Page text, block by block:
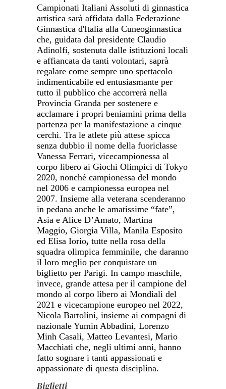
Campionati Italiani Assoluti di ginnastica
artistica sarà affidata dalla Federazione
Ginnastica d'Italia alla Cuneoginnastica
che, guidata dal presidente Claudio
Adinolfi, sostenuta dalle istituzioni locali
e affiancata da tanti volontari, saprà
regalare come sempre uno spettacolo
indimenticabile ed entusiasmante per
tutto il pubblico che accorrerà nella
Provincia Granda per sostenere e
acclamare i propri beniamini prima della
partenza per la manifestazione a cinque
cerchi.Tra le atlete più attese spicca
senza dubbio il nome della fuoriclasse
Vanessa Ferrari, vicecampionessa al
corpo libero ai Giochi Olimpici di Tokyo
2020, nonché campionessa del mondo
nel 2006 e campionessa europea nel
2007. Insieme alla veterana scenderanno
in pedana anche le amatissime “fate”,
Asia e Alice D’Amato, Martina
Maggio, Giorgia Villa, Manila Esposito
ed Elisa Iorio,tutte nella rosa della
squadra olimpica femminile, che daranno
il loro meglio per conquistare un
biglietto per Parigi. In campo maschile,
invece, grande attesa per il campione del
mondo al corpo libero ai Mondiali del
2021 e vicecampione europeo nel 2022,
Nicola Bartolini, insieme ai compagni di
nazionale Yumin Abbadini, Lorenzo
Minh Casali, Matteo Levantesi, Mario
Macchiati che, negli ultimi anni, hanno
fatto sognare i tanti appassionati e
appassionate di questa disciplina.
Biglietti